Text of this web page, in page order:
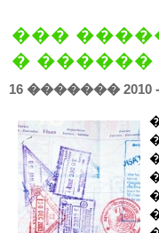
���
� ������
16 ������� 2010 -